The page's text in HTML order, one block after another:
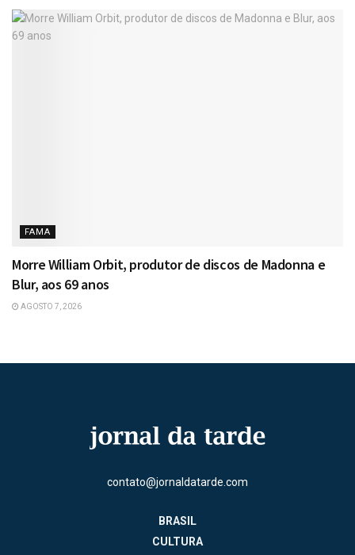
FAMA
Morre William Orbit, produtor de discos de Madonna e
Blur, aos 69 anos
AGOSTO 7, 2026
contato@jornaldatarde.com
BRASIL
CULTURA